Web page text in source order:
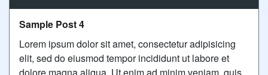
Sample Post 4
Lorem ipsum dolor sit amet, consectetur adipisicing
elit, sed do eiusmod tempor incididunt ut labore et